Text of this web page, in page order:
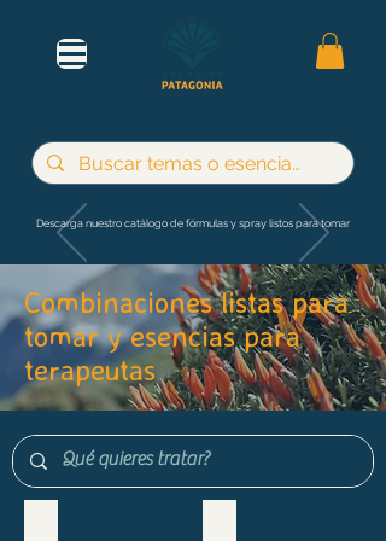
Descarga nuestro catálogo de fórmulas y spray listos para tomar
Combinaciones listas para
tomar y esencias para
terapeutas